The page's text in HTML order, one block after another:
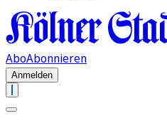
AboAbonnieren
Anmelden